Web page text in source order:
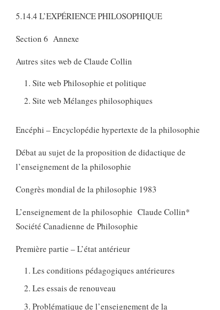
5.14.4 L’EXPÉRIENCE PHILOSOPHIQUE
Section 6 Annexe
Autres sites web de Claude Collin
Site web Philosophie et politique
Site web Mélanges philosophiques
Encéphi – Encyclopédie hypertexte de la philosophie
Débat au sujet de la proposition de didactique de
l’enseignement de la philosophie
Congrès mondial de la philosophie 1983
L’enseignement de la philosophie Claude Collin*
Société Canadienne de Philosophie
Première partie – L’état antérieur
Les conditions pédagogiques antérieures
Les essais de renouveau
Problématique de l’enseignement de la